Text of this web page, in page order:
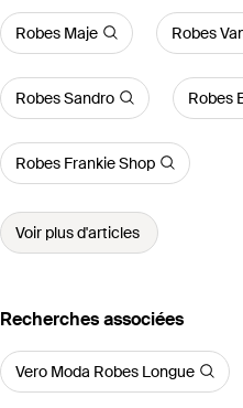
Robes Maje Robes
Robes Sandro Robes
Robes Frankie Shop
Voir plus d'articles
Recherches associées
Vero Moda Robes Longue